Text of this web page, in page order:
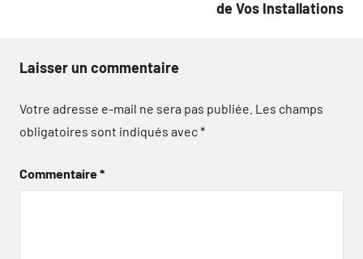
de Vos Installations
Laisser un commentaire
Votre adresse e-mail ne sera pas publiée. Les champs
obligatoires sont indiqués avec*
Commentaire*